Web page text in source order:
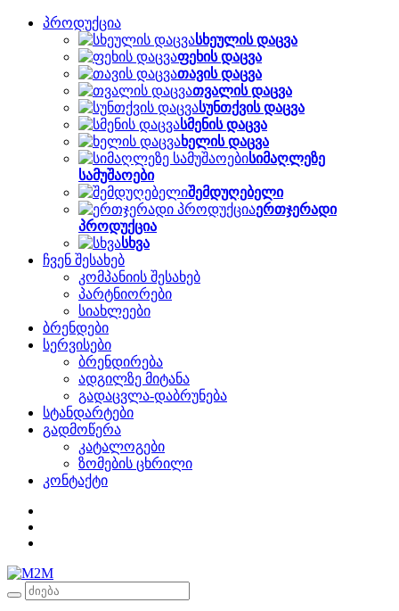
პროდუქცია
სხეულის დაცვა
ფეხის დაცვა
თავის დაცვა
თვალის დაცვა
სუნთქვის დაცვა
სმენის დაცვა
ხელის დაცვა
სიმაღლეზე
სამუშაოები
შემდუღებელი
ერთჯერადი
პროდუქცია
სხვა
ჩვენ შესახებ
კომპანიის შესახებ
პარტნიორები
სიახლეები
ბრენდები
სერვისები
ბრენდირება
ადგილზე მიტანა
გადაცვლა-დაბრუნება
სტანდარტები
გადმოწერა
კატალოგები
ზომების ცხრილი
კონტაქტი